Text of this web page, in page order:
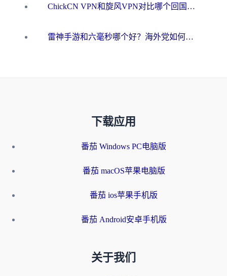
ChickCN VPN和旋风VPN对比哪个回国效果更好？海外用户的选择困境与出路
雷神手游和六毫秒哪个好？海外党如何真正解锁国内资源
下载应用
番茄 Windows PC电脑版
番茄 macOS苹果电脑版
番茄 ios苹果手机版
番茄 Android安卓手机版
关于我们